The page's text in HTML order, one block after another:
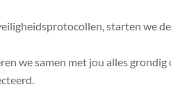
starten we de
we samen met jou alles grondig